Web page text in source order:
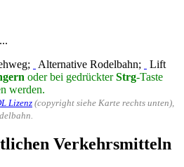
Alternative Rodelbahn;
Lift
oder bei gedrückterStrg-Taste
werden.
Lizenz (copyright siehe Karte rechts unten),
Verkehrsmitteln